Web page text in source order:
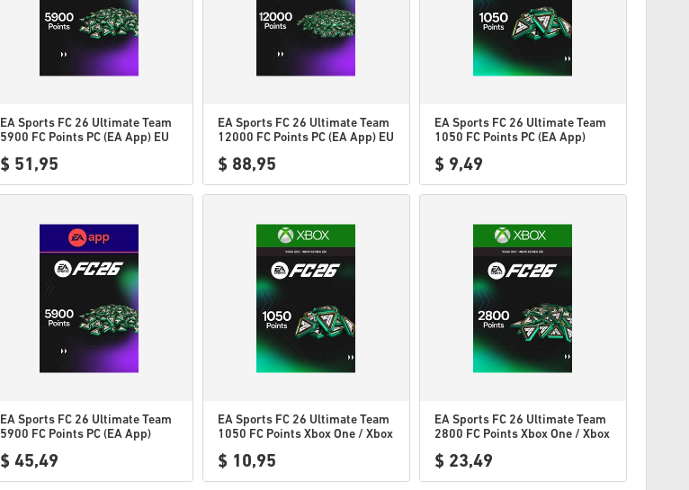
EA Sports FC 26 Ultimate Team
5900 FC Points PC (EA App) EU
$ 51,95
EA Sports FC 26 Ultimate Team
12000 FC Points PC (EA App) EU
$ 88,95
EA Sports FC 26 Ultimate Team
1050 FC Points PC (EA App)
$ 9,49
EA Sports FC 26 Ultimate Team
5900 FC Points PC (EA App)
$ 45,49
EA Sports FC 26 Ultimate Team
1050 FC Points Xbox One / Xbox
$ 10,95
EA Sports FC 26 Ultimate Team
2800 FC Points Xbox One / Xbox
$ 23,49